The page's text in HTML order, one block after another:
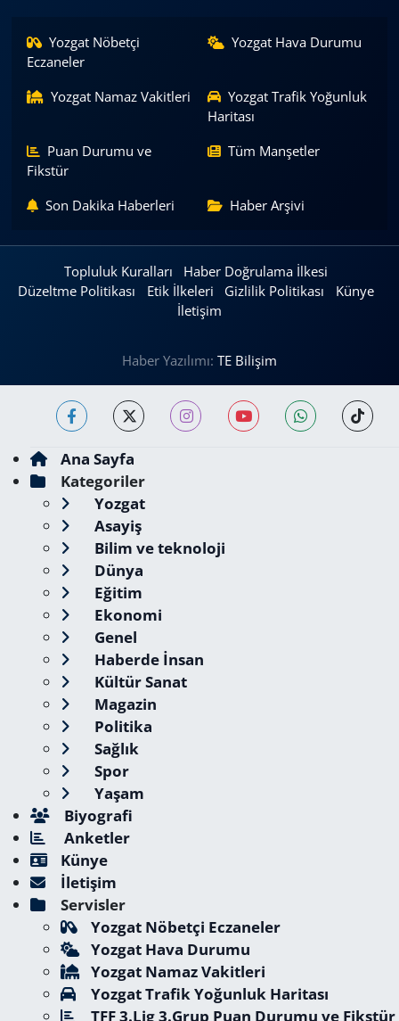
Yozgat Nöbetçi
Eczaneler
Yozgat Hava Durumu
Yozgat Namaz Vakitleri
Yozgat Trafik Yoğunluk
Haritası
Puan Durumu ve
Fikstür
Tüm Manşetler
Son Dakika Haberleri Haber Arşivi
Topluluk Kuralları
Haber Doğrulama İlkesi
Düzeltme Politikası
Etik İlkeleri Gizlilik Politikası
Künye
İletişim
Haber Yazılımı: TE Bilişim
Ana Sayfa
Kategoriler
Yozgat
Asayiş
Bilim ve teknoloji
Dünya
Eğitim
Ekonomi
Genel
Haberde İnsan
Kültür Sanat
Magazin
Politika
Sağlık
Spor
Yaşam
Biyografi
Anketler
Künye
İletişim
Servisler
Yozgat Nöbetçi Eczaneler
Yozgat Hava Durumu
Yozgat Namaz Vakitleri
Yozgat Trafik Yoğunluk Haritası
TFF 3.Lig 3.Grup Puan Durumu ve Fikstür